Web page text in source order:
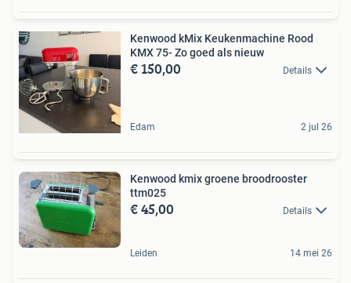
Kenwood kMix Keukenmachine Rood
KMX 75- Zo goed als nieuw
€ 150,00 Details
Edam 2 jul 26
Kenwood kmix groene broodrooster
ttm025
€ 45,00 Details
Leiden 14 mei 26